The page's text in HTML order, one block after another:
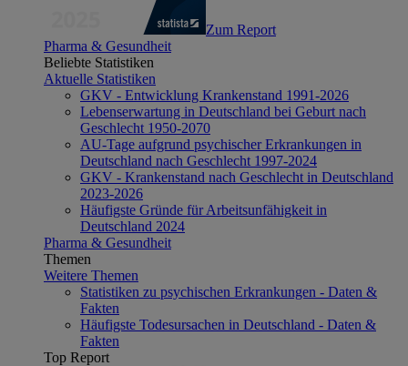
Zum Report
Pharma & Gesundheit
Beliebte Statistiken
Aktuelle Statistiken
GKV - Entwicklung Krankenstand 1991-2026
Lebenserwartung in Deutschland bei Geburt nach
Geschlecht 1950-2070
AU-Tage aufgrund psychischer Erkrankungen in
Deutschland nach Geschlecht 1997-2024
GKV - Krankenstand nach Geschlecht in Deutschland
2023-2026
Häufigste Gründe für Arbeitsunfähigkeit in
Deutschland 2024
Pharma & Gesundheit
Themen
Weitere Themen
Statistiken zu psychischen Erkrankungen - Daten &
Fakten
Häufigste Todesursachen in Deutschland - Daten &
Fakten
Top Report